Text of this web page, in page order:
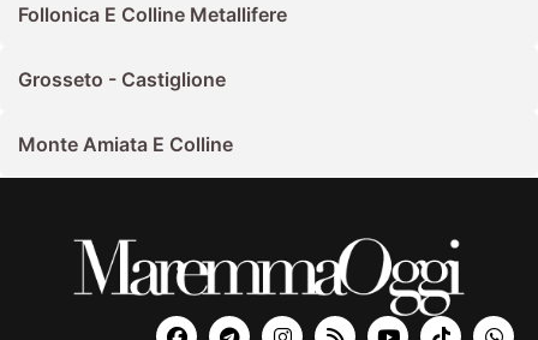
Follonica E Colline Metallifere
Grosseto - Castiglione
Monte Amiata E Colline